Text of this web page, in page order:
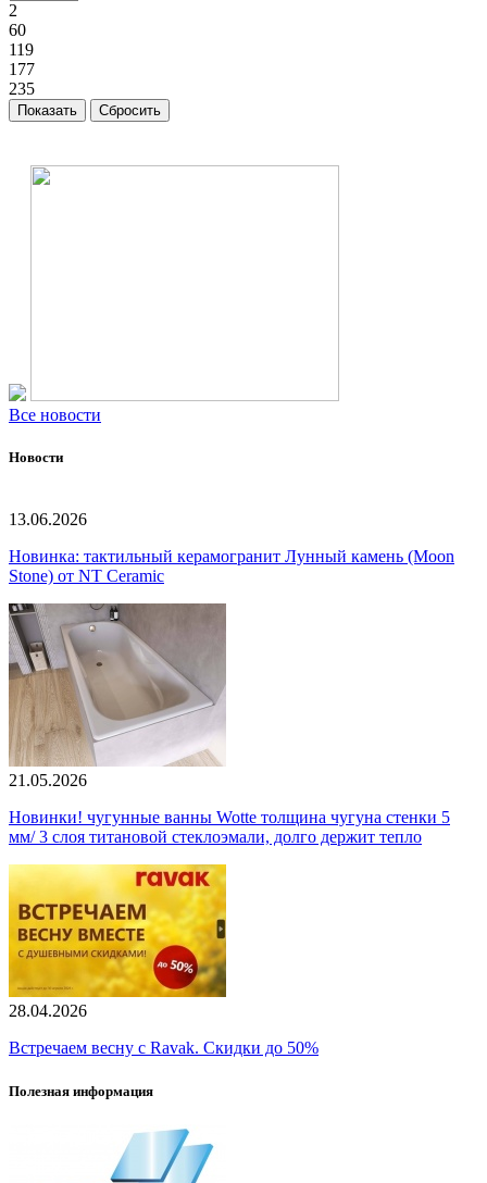
2
60
119
177
235
Все новости
Новости
13.06.2026
Новинка: тактильный керамогранит Лунный камень (Moon
Stone) от NT Ceramic
21.05.2026
Новинки! чугунные ванны Wotte толщина чугуна стенки 5
мм/ 3 слоя титановой стеклоэмали, долго держит тепло
28.04.2026
Встречаем весну с Ravak. Скидки до 50%
Полезная информация